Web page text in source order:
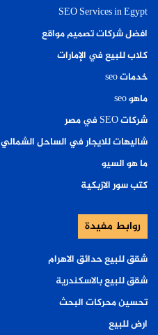
SEO Services in Egypt
افضل شركات تصميم مواقع
كلاب للبيع في الإمارات
خدمات seo
ماهو seo
شركات SEO في مصر
شاليهات للايجار في الساحل الشمالي
ما هو السيو
كتب سور الازبكية
روابط مفيدة
شقق للبيع حدائق الاهرام
شقق للبيع بالاسكندرية
تحسين محركات البحث
ارض للبيع